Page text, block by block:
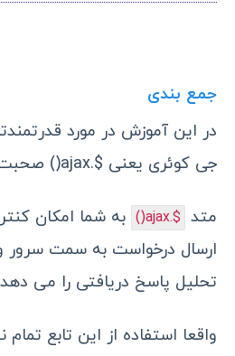
جمع بندی
در این آموزش در مورد
جی کوئری یعنی $.ajax() صحبت کردیم.
متد $.ajax()
به شما امکان
ارسال درخواست به سمت سرور
تحلیل پاسخ دریافتی را می
واقعا استفاده از این تابع تمام